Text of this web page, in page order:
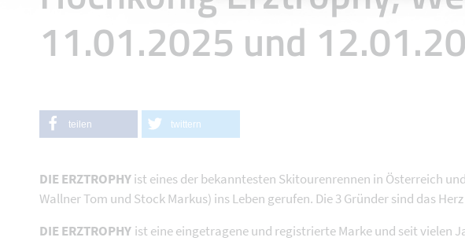
11.01.2025 und
teilen twittern
DIE ERZTROPHYist eines der bekanntesten Skitourenrennen in Österreich
Wallner Tom und Stock Markus) ins Leben gerufen. Die 3 Gründer sind das Herz
DIE ERZTROPHY ist eine eingetragene und registrierte Marke und seit vielen